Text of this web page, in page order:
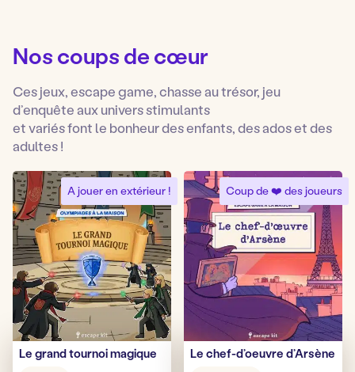
Nos coups de cœur
Ces jeux, escape game, chasse au trésor, jeu
d’enquête aux univers stimulants
et variés font le bonheur des enfants, des ados et des
adultes !
A jouer en extérieur !
Le grand tournoi magique
Coup de ❤️ des joueurs
Le chef-d’oeuvre d’Arsène